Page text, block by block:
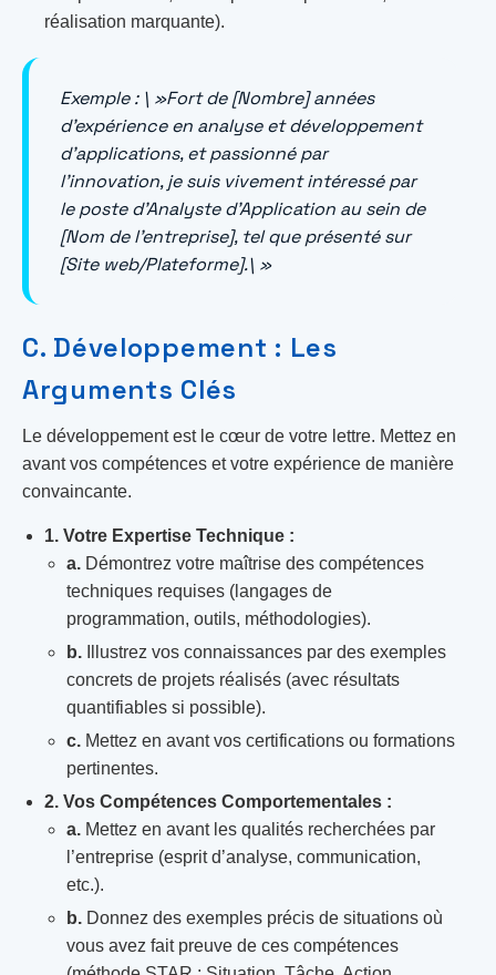
réalisation marquante).
Exemple : \ »Fort de [Nombre] années
d’expérience en analyse et développement
d’applications, et passionné par
l’innovation, je suis vivement intéressé par
le poste d’Analyste d’Application au sein de
[Nom de l’entreprise], tel que présenté sur
[Site web/Plateforme].\ »
C. Développement : Les
Arguments Clés
Le développement est le cœur de votre lettre. Mettez en
avant vos compétences et votre expérience de manière
convaincante.
1. Votre Expertise Technique :
a. Démontrez votre maîtrise des compétences
techniques requises (langages de
programmation, outils, méthodologies).
b. Illustrez vos connaissances par des exemples
concrets de projets réalisés (avec résultats
quantifiables si possible).
c. Mettez en avant vos certifications ou formations
pertinentes.
2. Vos Compétences Comportementales :
a. Mettez en avant les qualités recherchées par
l’entreprise (esprit d’analyse, communication,
etc.).
b. Donnez des exemples précis de situations où
vous avez fait preuve de ces compétences